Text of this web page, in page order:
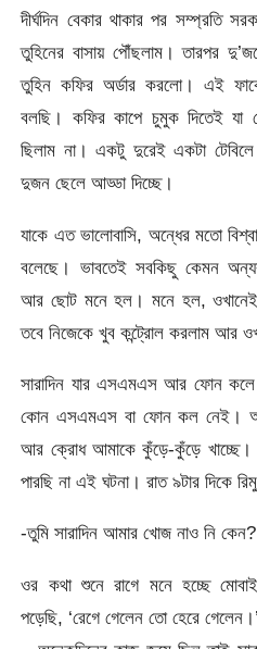
দীর্ঘদিন বেকার থাকার পর সম্প্রতি
তুহিনের বাসায় পৌঁছলাম। তারপর
তুহিন কফির অর্ডার করলো। এই
বলছি। কফির কাপে চুমুক দিতেই যা
ছিলাম না। একটু দুরেই একটা
দুজন ছেলে আড্ডা দিচ্ছে।
যাকে এত ভালোবাসি, অন্ধের মতো
বলেছে। ভাবতেই সবকিছু কেমন
আর ছোট মনে হল। মনে হল, ওখানেই
তবে নিজেকে খুব কন্ট্রোল করলাম আর
সারাদিন যার এসএমএস আর ফোন
কোন এসএমএস বা ফোন কল নেই।
আর ক্রোধ আমাকে কুঁড়ে-কুঁড়ে খাচ্ছে।
পারছি না এই ঘটনা। রাত ৯টার দিকে
-তুমি সারাদিন আমার খোজ নাও নি
ওর কথা শুনে রাগে মনে হচ্ছে
পড়েছি, ‘রেগে গেলেন তো হেরে